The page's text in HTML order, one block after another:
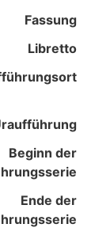
Fassung
Libretto
Beginn der
Ende der